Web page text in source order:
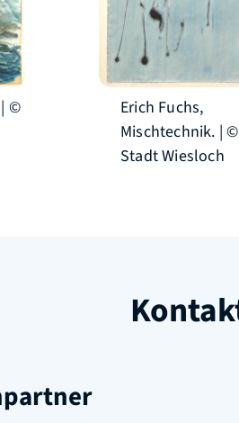
©
Erich Fuchs,
Mischtechnik. | ©
Stadt Wiesloch